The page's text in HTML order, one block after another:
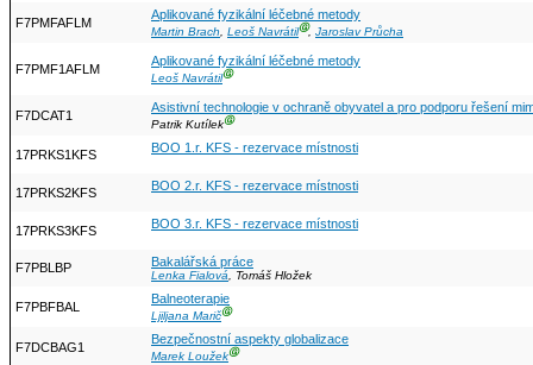
F7PMFAFLM
Aplikované fyzikální léčebné metody
Martin Brach, Leoš NavrátilⒼ, Jaroslav Průcha
F7PMF1AFLM
Aplikované fyzikální léčebné metody
Leoš NavrátilⒼ
F7DCAT1
Asistivní technologie v ochraně obyvatel a pro podporu řešení
Patrik KutílekⒼ
17PRKS1KFS BOO 1.r. KFS - rezervace místnosti
17PRKS2KFS BOO 2.r. KFS - rezervace místnosti
17PRKS3KFS BOO 3.r. KFS - rezervace místnosti
F7PBLBP Bakalářská práce
Lenka Fialová, Tomáš Hložek
F7PBFBAL
Balneoterapie
Ljiljana MaričⒼ
F7DCBAG1
Bezpečnostní aspekty globalizace
Marek LoužekⒼ